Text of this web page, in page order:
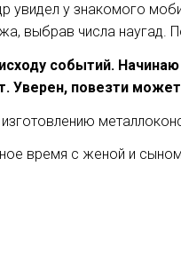
увидел у знакомого
выбрав числа
событий.
Уверен, повезти
время с женой и